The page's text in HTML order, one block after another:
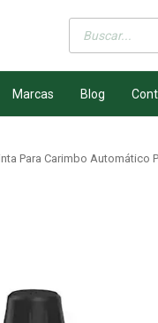
Marcas Blog
Para Carimbo Automático